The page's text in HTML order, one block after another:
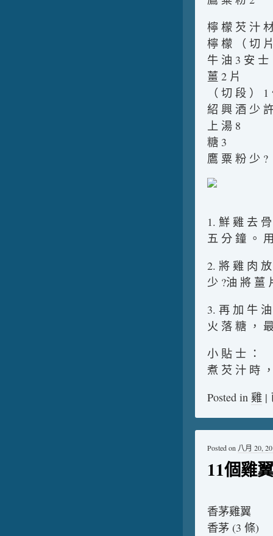
檸 檬 芡 汁
檸 檬 （ 切
牛 油 3 安 士
薑 2 片
（ 切 段 ） 1
紹 興 酒 少
上 湯 8
糖 3
鷹 粟 粉 少
1. 鮮 雞 去
五 分 鐘 。
2. 將 雞 肉
少 ?油 將 薑
3. 再 加 牛
火 落 糖 ，
小 貼 士 ：
煮 芡 汁 時
Posted in 雞 |
11個雞
Posted on 八月 20,
香茅雞翼
香茅 (3 條)